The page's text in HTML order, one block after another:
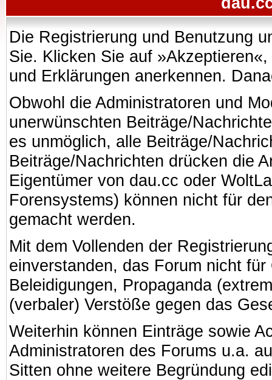
Die Registrierung und Benutzung
Sie. Klicken Sie auf
und Erklärungen anerkennen.
Obwohl die Administratoren und
unerwünschten Beiträge/
es unmöglich, alle Beiträge/
Beiträge/Nachrichten drücken die
Eigentümer von dau.cc oder
Forensystems) können nicht für
gemacht werden.
Mit dem Vollenden der
einverstanden, das Forum nicht
Beleidigungen, Propaganda
(verbaler) Verstöße gegen das
Weiterhin können Einträge sowie
Administratoren des Forums u.a.
Sitten ohne weitere Begründung